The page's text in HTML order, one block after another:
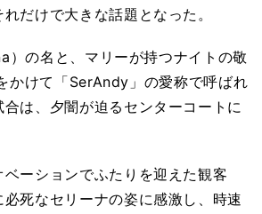
だけで大きな話題となった。
の名と、マリーが持つナイトの敬
かけて「SerAndy」の愛称で呼ばれ
は、夕闇が迫るセンターコートに
ーションでふたりを迎えた観客
死なセリーナの姿に感激し、時速